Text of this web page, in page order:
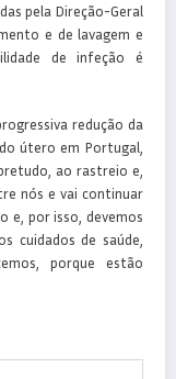
pela Direção-Geral
e de lavagem e
de infeção é
redução da
útero em Portugal,
ao rastreio e,
nós e vai continuar
e, por isso, devemos
cuidados de saúde,
porque estão